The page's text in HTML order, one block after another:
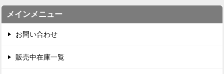
メインメニュー
お問い合わせ
販売中在庫一覧